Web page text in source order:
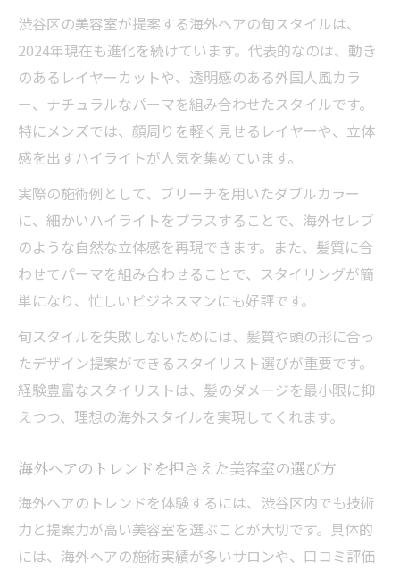
渋谷区の美容室が提案する海外ヘアの旬スタイルは、
2024年現在も進化を続けています。代表的なのは、動き
のあるレイヤーカットや、透明感のある外国人風カラ
ー、ナチュラルなパーマを組み合わせたスタイルです。
特にメンズでは、顔周りを軽く見せるレイヤーや、立体
感を出すハイライトが人気を集めています。
実際の施術例として、ブリーチを用いたダブルカラー
に、細かいハイライトをプラスすることで、海外セレブ
のような自然な立体感を再現できます。また、髪質に合
わせてパーマを組み合わせることで、スタイリングが簡
単になり、忙しいビジネスマンにも好評です。
旬スタイルを失敗しないためには、髪質や頭の形に合っ
たデザイン提案ができるスタイリスト選びが重要です。
経験豊富なスタイリストは、髪のダメージを最小限に抑
えつつ、理想の海外スタイルを実現してくれます。
海外ヘアのトレンドを押さえた美容室の選び方
海外ヘアのトレンドを体験するには、渋谷区内でも技術
力と提案力が高い美容室を選ぶことが大切です。具体的
には、海外ヘアの施術実績が多いサロンや、口コミ評価